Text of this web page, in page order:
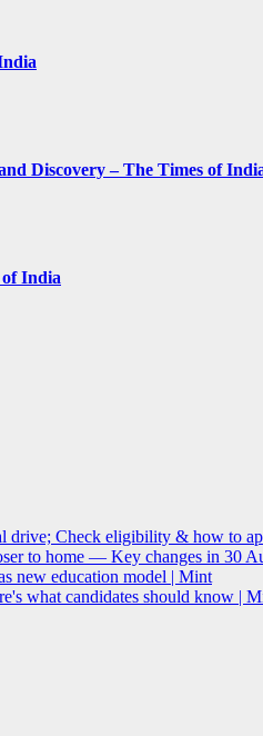
Discovery – The Times of
of India
drive; Check eligibility & how to
to home — Key changes in 30
new education model | Mint
what candidates should know |